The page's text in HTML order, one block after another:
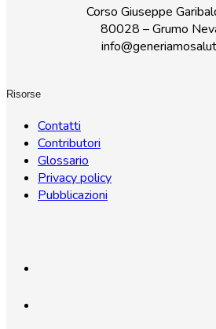
Corso Giuseppe
80028 – Grumo
Risorse
Contatti
Contributori
Glossario
Privacy policy
Pubblicazioni